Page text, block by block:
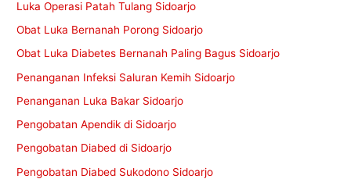
Luka Operasi Patah Tulang Sidoarjo
Obat Luka Bernanah Porong Sidoarjo
Obat Luka Diabetes Bernanah Paling Bagus Sidoarjo
Penanganan Infeksi Saluran Kemih Sidoarjo
Penanganan Luka Bakar Sidoarjo
Pengobatan Apendik di Sidoarjo
Pengobatan Diabed di Sidoarjo
Pengobatan Diabed Sukodono Sidoarjo